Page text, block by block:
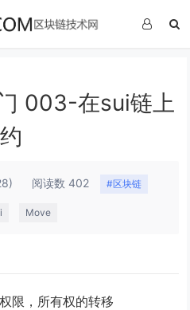
003-在sui链上
阅读数 402 #区块链
Move
限，所有权的转移